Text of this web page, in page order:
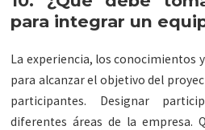
para integrar un
La experiencia, los conocimientos
para alcanzar el objetivo del
participantes. Designar
diferentes áreas de la empresa.